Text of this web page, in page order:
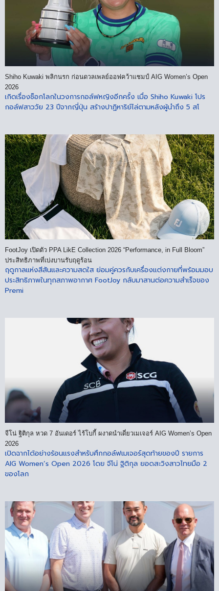
Shiho Kuwaki พลิกนรก ก่อนดวลเพลย์ออฟคว้าแชมป์ AIG Women’s Open
2026
เกิดเรื่องช็อกโลกในวงการกอล์ฟหญิงอีกครั้ง เมื่อ Shiho Kuwaki โปร
กอล์ฟสาววัย 23 ปีจากญี่ปุ่น สร้างปาฏิหาริย์ไล่ตามหลังผู้นำถึง 5 สโ
FootJoy เปิดตัว PPA LikE Collection 2026 “Performance, in Full Bloom”
ประสิทธิภาพที่เบ่งบานรับฤดูร้อน
ฤดูกาลแห่งสีสันและความสดใส ย่อมคู่ควรกับเครื่องแต่งกายที่พร้อมมอบ
ประสิทธิภาพในทุกสภาพอากาศ FootJoy กลับมาสานต่อความสำเร็จของ
Premi
จีโน่ ฐิติกุล หวด 7 อันเดอร์ ไร้โบกี้ ผงาดนำเดี่ยวเมเจอร์ AIG Women’s Open
2026
เปิดฉากได้อย่างร้อนแรงสำหรับศึกกอล์ฟเมเจอร์สุดท้ายของปี รายการ
AIG Women’s Open 2026 โดย จีโน่ ฐิติกุล ยอดสะวิงสาวไทยมือ 2
ของโลก